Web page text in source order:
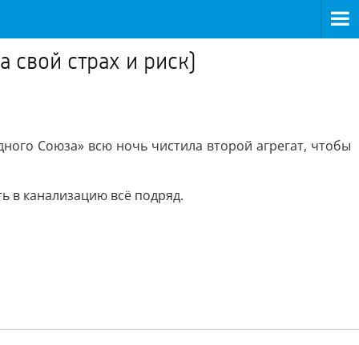
свой страх и риск)
Союза» всю ночь чистила второй агрегат, чтобы
в канализацию всё подряд.